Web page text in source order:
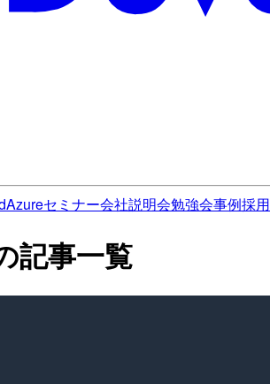
Azureセミナー会社説明会勉強会事例採用
記事一覧